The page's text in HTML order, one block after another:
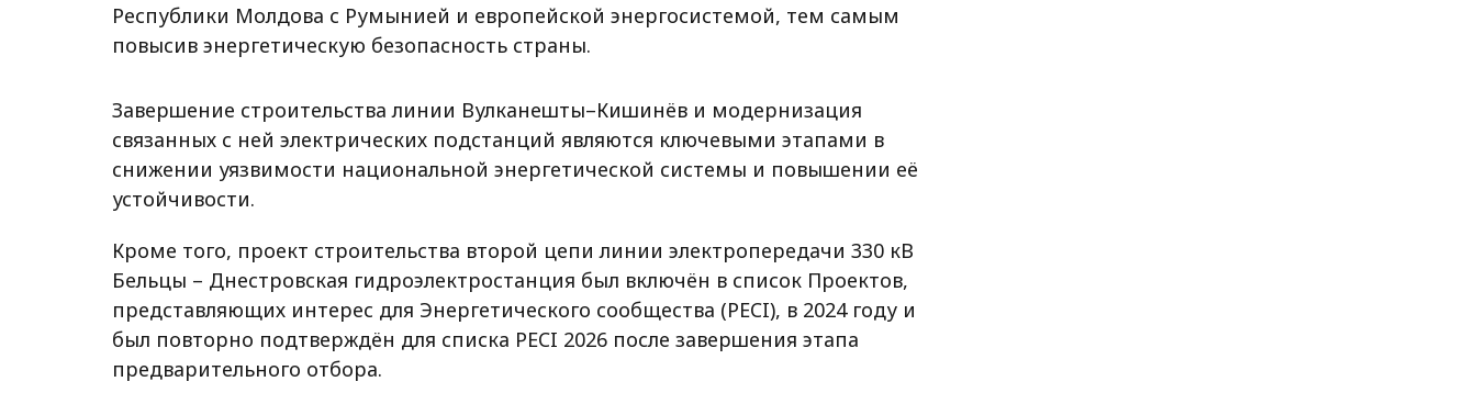
Республики Молдова с Румынией и европейской энергосистемой, тем самым
повысив энергетическую безопасность страны.
Завершение строительства линии Вулканешты–Кишинёв и модернизация
связанных с ней электрических подстанций являются ключевыми этапами в
снижении уязвимости национальной энергетической системы и повышении её
устойчивости.
Кроме того, проект строительства второй цепи линии электропередачи 330 кВ
Бельцы – Днестровская гидроэлектростанция был включён в список Проектов,
представляющих интерес для Энергетического сообщества (PECI), в 2024 году и
был повторно подтверждён для списка PECI 2026 после завершения этапа
предварительного отбора.